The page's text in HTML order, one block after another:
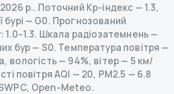
р.. Поточний Kp-індекс — 1.3,
бурі — G0. Прогнозований
1.0–1.3. Шкала радіозатемнень—
бур— S0. Температура повітря —
вологість — 94%, вітер — 5 км/
повітря AQI — 20, PM2.5 — 6.8
Open-Meteo.